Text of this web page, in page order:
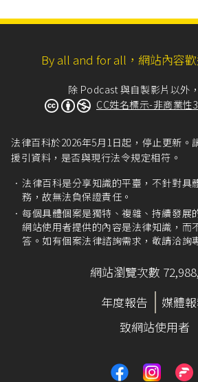
By all and for all，網站內容
除 Podcast 與自製影片以外
CC姓名標示-非商業性
法律百科於2026年5月1日起，停止更新。
援引資料，是否與現行法令規定相符。
法律百科是分享知識的平臺，不針對具
務，故無法負保證責任。
每個具體個案是獨特、複雜、持續發展
網站使用者提供的內容是法律知識，而
答。如有個案法律諮詢需求，敬請洽詢
網站瀏覽次數
年度報告
媒體
致網站使用者